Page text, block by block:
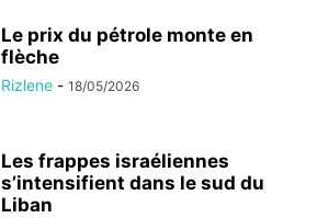
Le prix du pétrole monte en
flèche
Rizlene - 18/05/2026
Les frappes israéliennes
s’intensifient dans le sud du
Liban